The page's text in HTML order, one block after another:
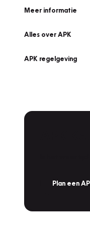
Meer informatie
Alles over APK
APK regelgeving
Plan een